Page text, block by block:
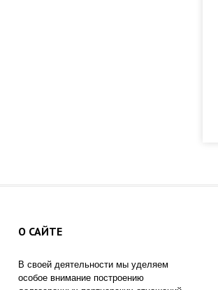
О САЙТЕ
В своей деятельности мы уделяем
особое внимание построению